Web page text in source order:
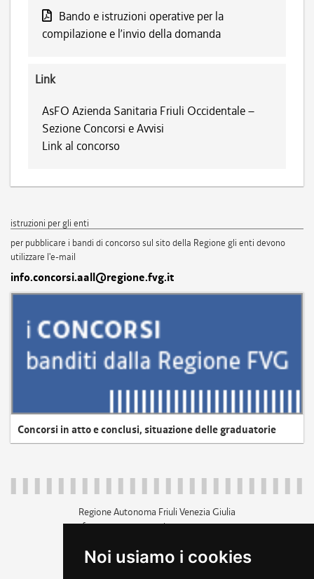
Noi usiamo i cookies
Bando e istruzioni operative per la
compilazione e l’invio della domanda
Link
AsFO Azienda Sanitaria Friuli Occidentale –
Sezione Concorsi e Avvisi
Link al concorso
istruzioni per gli enti
per pubblicare i bandi di concorso sul sito della Regione gli enti devono
utilizzare l'e-mail
info.concorsi.aall@regione.fvg.it
Concorsi in atto e conclusi, situazione delle graduatorie
Regione Autonoma Friuli Venezia Giulia
c.f. 80014930327; p.iva 00526040324
+39 040 3771111